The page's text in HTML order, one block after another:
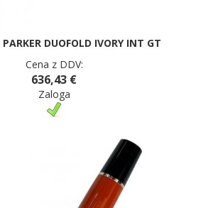
DUOFOLD IVORY INT GT
Cena z DDV:
636,43 €
Zaloga